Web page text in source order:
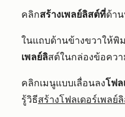
คลิกสร้างเพลย์ลิสต์ที่ด้า
ในแถบด้านข้างขวาให้พิ
เพลย์ลิสต์ในกล่องข้อควา
คลิกเมนูแบบเลื่อนลงโฟล
รู้วิธีสร้างโฟลเดอร์เพลย์